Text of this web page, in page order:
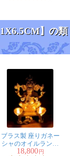
】の類
ブラス製 座りガネー
シャのオイルランプ
＆香立て[13.5cm]
18,800 円